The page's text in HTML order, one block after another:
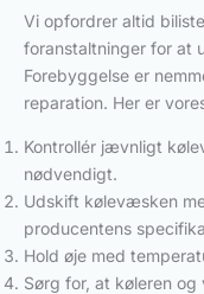
Vi opfordrer altid
foranstaltninger for at
Forebyggelse er
reparation. Her er
Kontrollér jævnligt
nødvendigt.
Udskift kølevæsken
producentens
Hold øje med
Sørg for, at køleren